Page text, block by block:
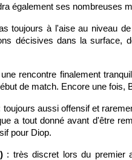
également ses nombreuses
toujours à l'aise au niveau
décisives dans la surface,
rencontre finalement
de match. Encore une fois,
toujours aussi offensif et
a tout donné avant d'être
pour Diop.
: très discret lors du premier